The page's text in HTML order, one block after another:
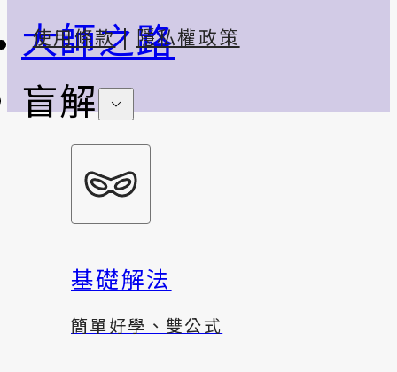
大師之路
盲解
基礎解法
簡單好學、雙公式
使用條款| 隱私權政策